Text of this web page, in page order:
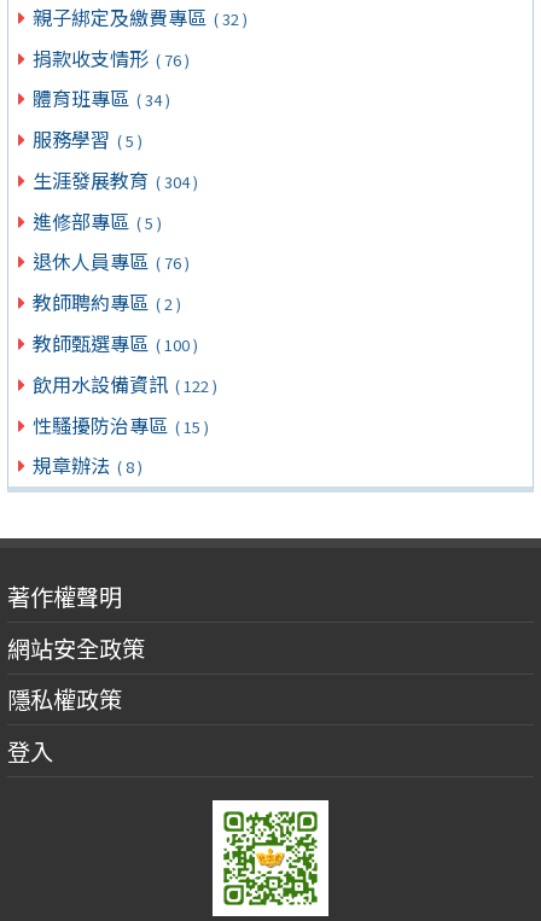
親子綁定及繳費專區 ( 32 )
捐款收支情形 ( 76 )
體育班專區 ( 34 )
服務學習 ( 5 )
生涯發展教育 ( 304 )
進修部專區 ( 5 )
退休人員專區 ( 76 )
教師聘約專區 ( 2 )
教師甄選專區 ( 100 )
飲用水設備資訊 ( 122 )
性騷擾防治專區 ( 15 )
規章辦法 ( 8 )
著作權聲明
網站安全政策
隱私權政策
登入